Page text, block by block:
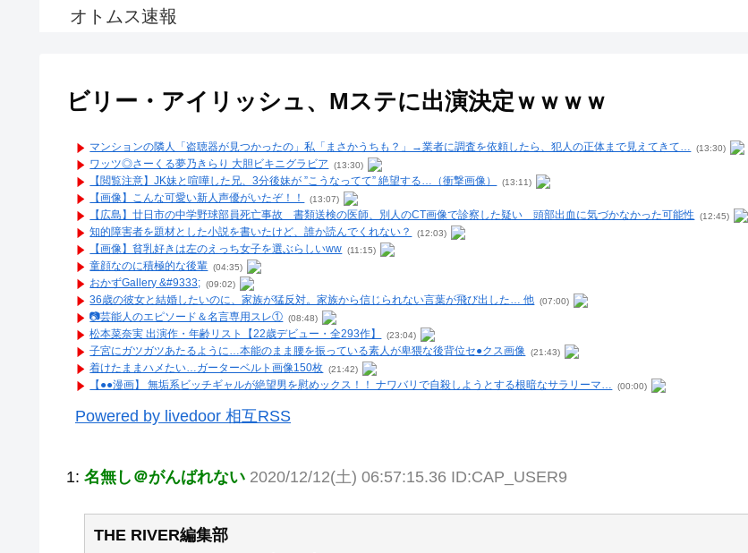
オトムス速報
ビリー・アイリッシュ、Mステに出演決定ｗｗｗｗ
マンションの隣人「盗聴器が見つかったの」私「まさかうちも？」→業者に調査を依頼したら、犯人の正体まで見えてきて… (13:30)
ワッツ◎さーくる夢乃きらり 大胆ビキニグラビア (13:30)
【閲覧注意】JK妹と喧嘩した兄、3分後妹が ”こうなってて” 絶望する…（衝撃画像） (13:11)
【画像】こんな可愛い新人声優がいたぞ！！ (13:07)
【広島】廿日市の中学野球部員死亡事故 書類送検の医師、別人のCT画像で診察した疑い 頭部出血に気づかなかった可能性 (12:45)
知的障害者を題材とした小説を書いたけど、誰か読んでくれない？ (12:03)
【画像】貧乳好きは左のえっち女子を選ぶらしいww (11:15)
童顔なのに積極的な後輩 (04:35)
おかずGallery &#9333; (09:02)
36歳の彼女と結婚したいのに、家族が猛反対。家族から信じられない言葉が飛び出した… 他 (07:00)
📷️芸能人のエピソード＆名言専用スレ① (08:48)
松本菜奈実 出演作・年齢リスト【22歳デビュー・全293作】 (23:04)
子宮にガツガツあたるように…本能のまま腰を振っている素人が卑猥な後背位セ●クス画像 (21:43)
着けたままハメたい…ガーターベルト画像150枚 (21:42)
【●●漫画】 無垢系ビッチギャルが絶望男を慰めックス！！ ナワバリで自殺しようとする根暗なサラリーマ… (00:00)
Powered by livedoor 相互RSS
1: 名無し＠がんばれない 2020/12/12(土) 06:57:15.36 ID:CAP_USER9
THE RIVER編集部